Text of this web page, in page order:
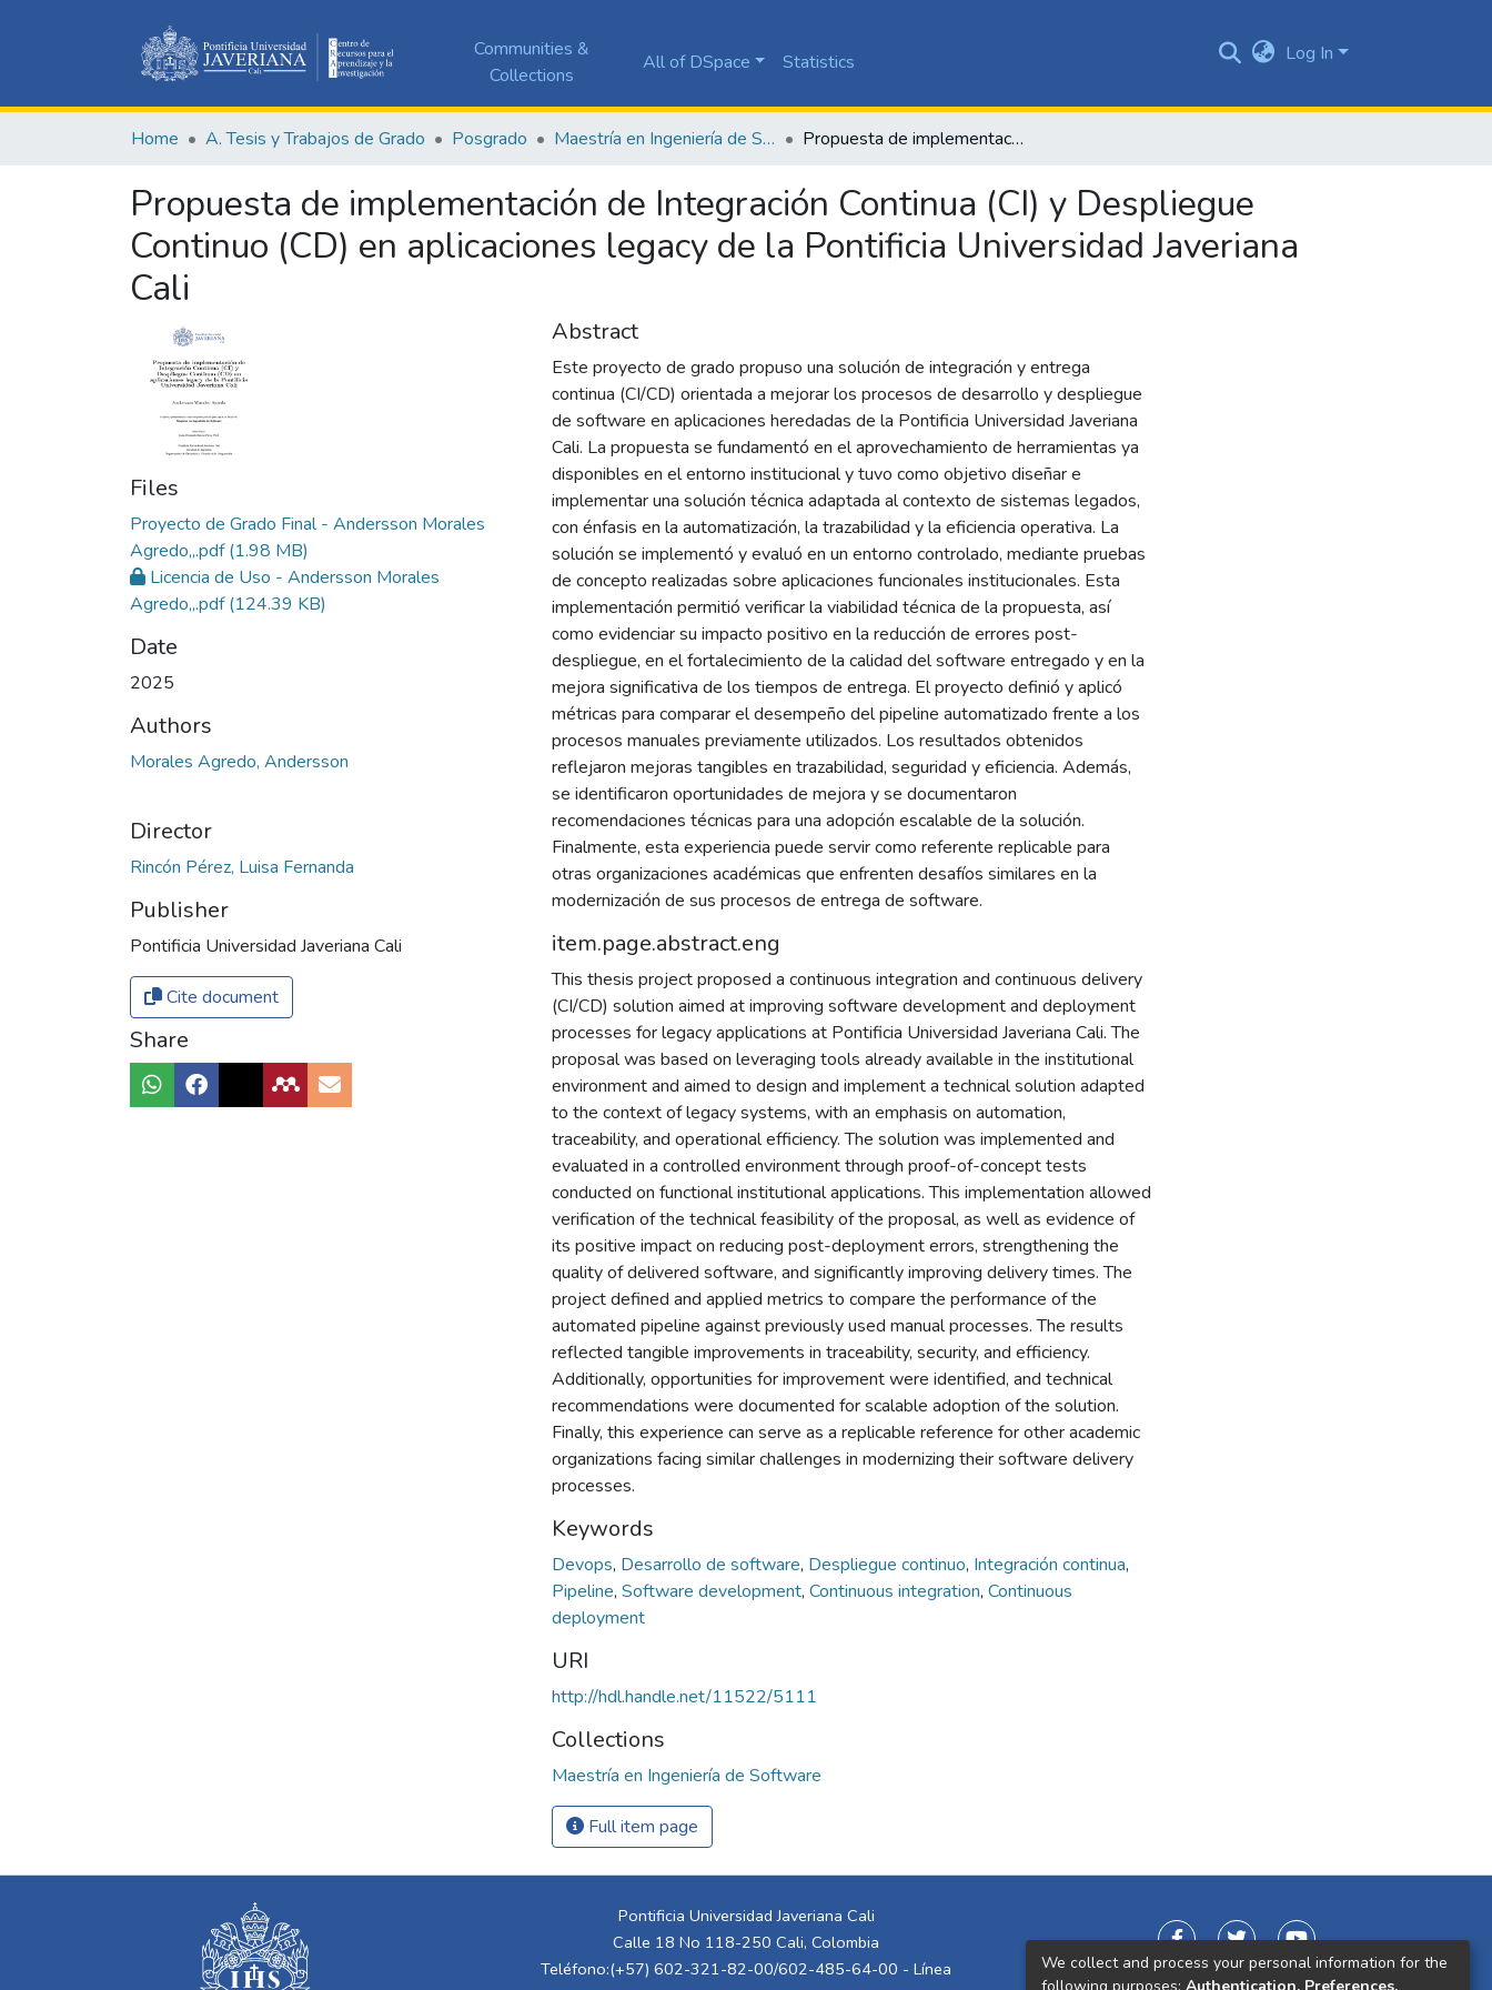
Communities &
Collections
All of DSpace Statistics Log In
Home A. Tesis y Trabajos de Grado Posgrado Maestría en Ingeniería de Software Propuesta de implementación de Integración Continua (CI) y Despliegue Continuo (CD) en aplicaciones legacy de la Pontificia Universidad Javeriana Cali
Propuesta de implementación de Integración Continua (CI) y Despliegue
Continuo (CD) en aplicaciones legacy de la Pontificia Universidad Javeriana
Cali
Files
Proyecto de Grado Final - Andersson Morales
Agredo,,.pdf(1.98 MB)
Licencia de Uso - Andersson Morales
Agredo,,.pdf(124.39 KB)
Date
2025
Authors
Morales Agredo, Andersson
Director
Rincón Pérez, Luisa Fernanda
Publisher
Pontificia Universidad Javeriana Cali
Cite document
Share
Abstract
Este proyecto de grado propuso una solución de integración y entrega
continua (CI/CD) orientada a mejorar los procesos de desarrollo y despliegue
de software en aplicaciones heredadas de la Pontificia Universidad Javeriana
Cali. La propuesta se fundamentó en el aprovechamiento de herramientas ya
disponibles en el entorno institucional y tuvo como objetivo diseñar e
implementar una solución técnica adaptada al contexto de sistemas legados,
con énfasis en la automatización, la trazabilidad y la eficiencia operativa. La
solución se implementó y evaluó en un entorno controlado, mediante pruebas
de concepto realizadas sobre aplicaciones funcionales institucionales. Esta
implementación permitió verificar la viabilidad técnica de la propuesta, así
como evidenciar su impacto positivo en la reducción de errores post-
despliegue, en el fortalecimiento de la calidad del software entregado y en la
mejora significativa de los tiempos de entrega. El proyecto definió y aplicó
métricas para comparar el desempeño del pipeline automatizado frente a los
procesos manuales previamente utilizados. Los resultados obtenidos
reflejaron mejoras tangibles en trazabilidad, seguridad y eficiencia. Además,
se identificaron oportunidades de mejora y se documentaron
recomendaciones técnicas para una adopción escalable de la solución.
Finalmente, esta experiencia puede servir como referente replicable para
otras organizaciones académicas que enfrenten desafíos similares en la
modernización de sus procesos de entrega de software.
item.page.abstract.eng
This thesis project proposed a continuous integration and continuous delivery
(CI/CD) solution aimed at improving software development and deployment
processes for legacy applications at Pontificia Universidad Javeriana Cali. The
proposal was based on leveraging tools already available in the institutional
environment and aimed to design and implement a technical solution adapted
to the context of legacy systems, with an emphasis on automation,
traceability, and operational efficiency. The solution was implemented and
evaluated in a controlled environment through proof-of-concept tests
conducted on functional institutional applications. This implementation allowed
verification of the technical feasibility of the proposal, as well as evidence of
its positive impact on reducing post-deployment errors, strengthening the
quality of delivered software, and significantly improving delivery times. The
project defined and applied metrics to compare the performance of the
automated pipeline against previously used manual processes. The results
reflected tangible improvements in traceability, security, and efficiency.
Additionally, opportunities for improvement were identified, and technical
recommendations were documented for scalable adoption of the solution.
Finally, this experience can serve as a replicable reference for other academic
organizations facing similar challenges in modernizing their software delivery
processes.
Keywords
Devops, Desarrollo de software, Despliegue continuo, Integración continua,
Pipeline, Software development, Continuous integration, Continuous
deployment
URI
http://hdl.handle.net/11522/5111
Collections
Maestría en Ingeniería de Software
Full item page
Pontificia Universidad Javeriana Cali
Calle 18 No 118-250 Cali, Colombia
Teléfono:(+57) 602-321-82-00/602-485-64-00 - Línea
We collect and process your personal information for the